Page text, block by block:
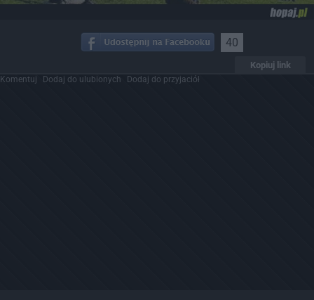
40
Kopiuj link
Komentuj Dodaj do ulubionych Dodaj do przyjaciół